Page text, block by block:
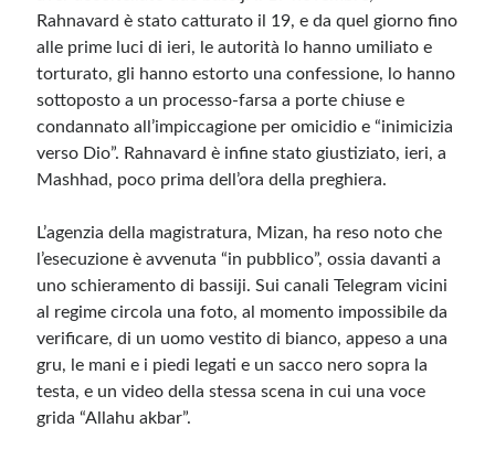
WordPress.org
Rahnavard è stato catturato il 19, e da quel giorno fino
alle prime luci di ieri, le autorità lo hanno umiliato e
torturato, gli hanno estorto una confessione, lo hanno
sottoposto a un processo-farsa a porte chiuse e
condannato all’impiccagione per omicidio e “inimicizia
verso Dio”. Rahnavard è infine stato giustiziato, ieri, a
Mashhad, poco prima dell’ora della preghiera.
L’agenzia della magistratura, Mizan, ha reso noto che
l’esecuzione è avvenuta “in pubblico”, ossia davanti a
uno schieramento di bassiji. Sui canali Telegram vicini
al regime circola una foto, al momento impossibile da
verificare, di un uomo vestito di bianco, appeso a una
gru, le mani e i piedi legati e un sacco nero sopra la
testa, e un video della stessa scena in cui una voce
grida “Allahu akbar”.